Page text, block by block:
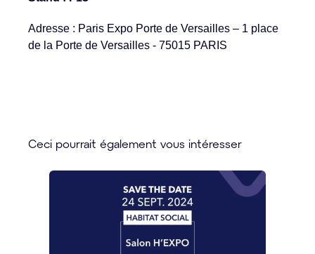
Adresse : Paris Expo Porte de Versailles – 1 place
de la Porte de Versailles - 75015 PARIS
Ceci pourrait également vous intéresser